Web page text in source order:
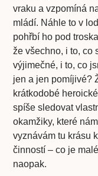
vraku a vzpomíná
mládí. Náhle to v
pohřbí ho pod
že všechno, i to, co
výjimečné, i to, co
jen a jen pomíjivé?
krátkodobé
spíše sledovat
okamžiky, které
vyznávám tu krásu
činností – co je
naopak.